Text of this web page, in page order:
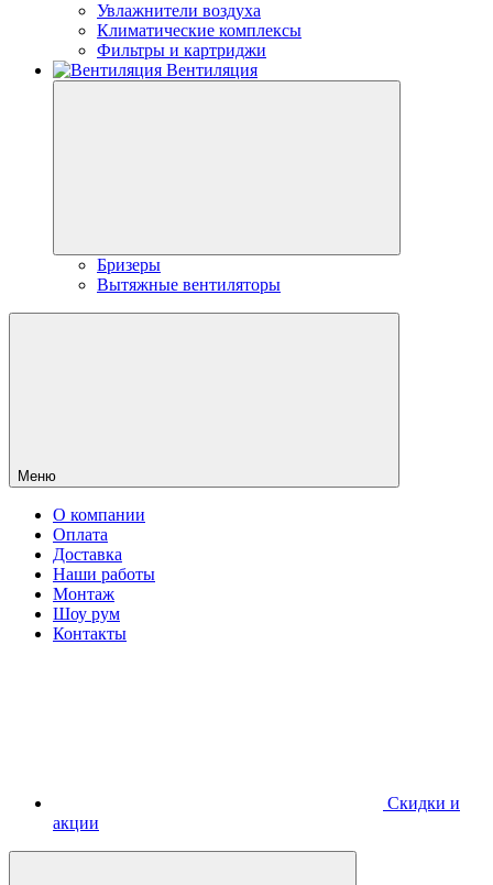
Увлажнители воздуха
Климатические комплексы
Фильтры и картриджи
Вентиляция
Бризеры
Вытяжные вентиляторы
Меню
О компании
Оплата
Доставка
Наши работы
Монтаж
Шоу рум
Контакты
Скидки и
акции